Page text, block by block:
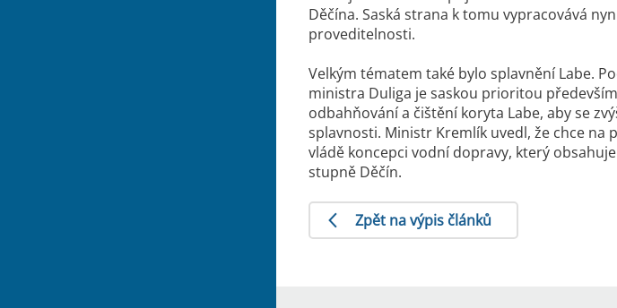
Děčína. Saská strana k tomu vypracovává
proveditelnosti.
Velkým tématem také bylo splavnění Labe.
ministra Duliga je saskou prioritou
odbahňování a čištění koryta Labe, aby se
splavnosti. Ministr Kremlík uvedl, že chce na
vládě koncepci vodní dopravy, který
stupně Děčín.
Zpět na výpis článků